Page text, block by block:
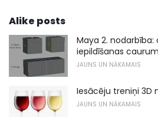
Alike posts
Maya 2.
iepildīšanas
JAUNS UN NĀKAMAIS
Iesācēju treniņi 3D
JAUNS UN NĀKAMAIS